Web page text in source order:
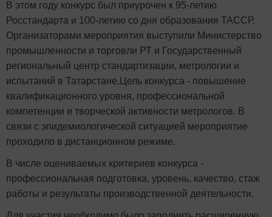
В этом году конкурс был приурочен к 95-летию
Росстандарта и 100-летию со дня образования ТАССР.
Организаторами мероприятия выступили Министерство
промышленности и торговли РТ и Государственный
региональный центр стандартизации, метрологии и
испытаний в Татарстане.Цель конкурса - повышение
квалификационного уровня, профессиональной
компетенции и творческой активности метрологов. В
связи с эпидемиологической ситуацией мероприятие
проходило в дистанционном режиме.
В числе оцениваемых критериев конкурса -
профессиональная подготовка, уровень, качество, стаж
работы и результаты производственной деятельности.